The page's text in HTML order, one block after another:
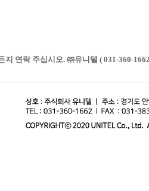
연락 주십시오. ㈜유니텔 ( 031-360-